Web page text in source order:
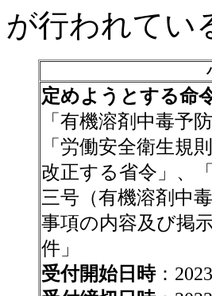
が行われてい
定めようとする命
「有機溶剤中毒予
「労働安全衛生規
改正する省令」、
三号（有機溶剤中
事項の内容及び掲
件」
受付開始日時：